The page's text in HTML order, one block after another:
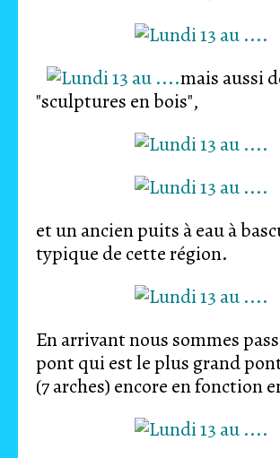
mais aussi
"sculptures en bois",
et un ancien puits à eau à
typique de cette région.
En arrivant nous sommes
pont qui est le plus grand
(7 arches) encore en fonction